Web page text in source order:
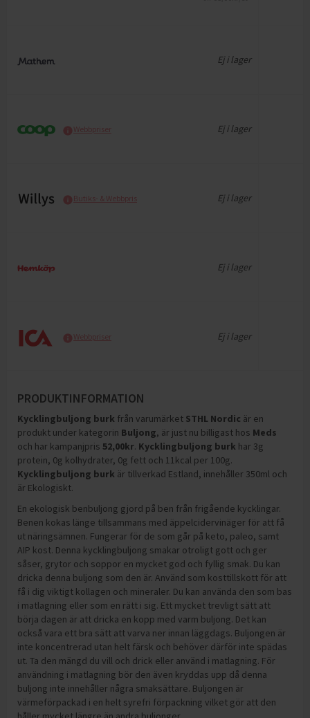
Ej i lager
Webbpriser Ej i lager
Butiks- & Webbpris Ej i lager
Ej i lager
Webbpriser Ej i lager
PRODUKTINFORMATION
Kycklingbuljong burk från varumärket STHL Nordic är en
produkt under kategorin Buljong, är just nu billigast hos Meds
och har kampanjpris 52,00kr. Kycklingbuljong burk har 3g
protein, 0g kolhydrater, 0g fett och 11kcal per 100g.
Kycklingbuljong burk är tillverkad Estland, innehåller 350ml och
är Ekologiskt.
En ekologisk benbuljong gjord på ben från frigående kycklingar.
Benen kokas länge tillsammans med äppelcidervinäger för att få
ut näringsämnen. Fungerar för de som går på keto, paleo, samt
AIP kost. Denna kycklingbuljong smakar otroligt gott och ger
såser, grytor och soppor en mycket god och fyllig smak. Du kan
dricka denna buljong som den är. Använd som kosttillskott för att
få i dig viktigt kollagen och mineraler. Du kan använda den som bas
i matlagning eller som en rätt i sig. Ett mycket trevligt sätt att
börja dagen är att dricka en kopp med varm buljong. Det kan
också vara ett bra sätt att varva ner innan läggdags. Buljongen är
inte koncentrerad utan helt färsk och behöver därför inte spädas
ut. Ta den mängd du vill och drick eller använd i matlagning. För
användning i matlagning bör den även kryddas upp då denna
buljong inte innehåller några smaksättare. Buljongen är
värmeförpackad i en helt syrefri förpackning vilket gör att den